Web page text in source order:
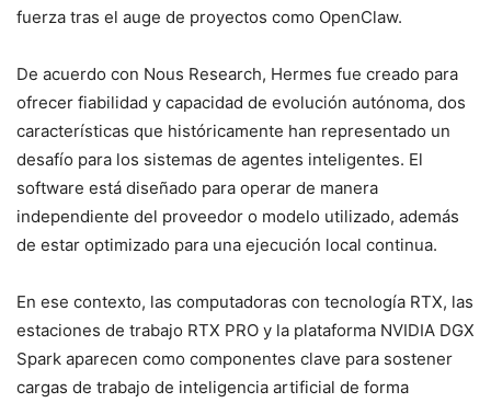
fuerza tras el auge de proyectos como OpenClaw.
De acuerdo con Nous Research, Hermes fue creado para
ofrecer fiabilidad y capacidad de evolución autónoma, dos
características que históricamente han representado un
desafío para los sistemas de agentes inteligentes. El
software está diseñado para operar de manera
independiente del proveedor o modelo utilizado, además
de estar optimizado para una ejecución local continua.
En ese contexto, las computadoras con tecnología RTX, las
estaciones de trabajo RTX PRO y la plataforma NVIDIA DGX
Spark aparecen como componentes clave para sostener
cargas de trabajo de inteligencia artificial de forma